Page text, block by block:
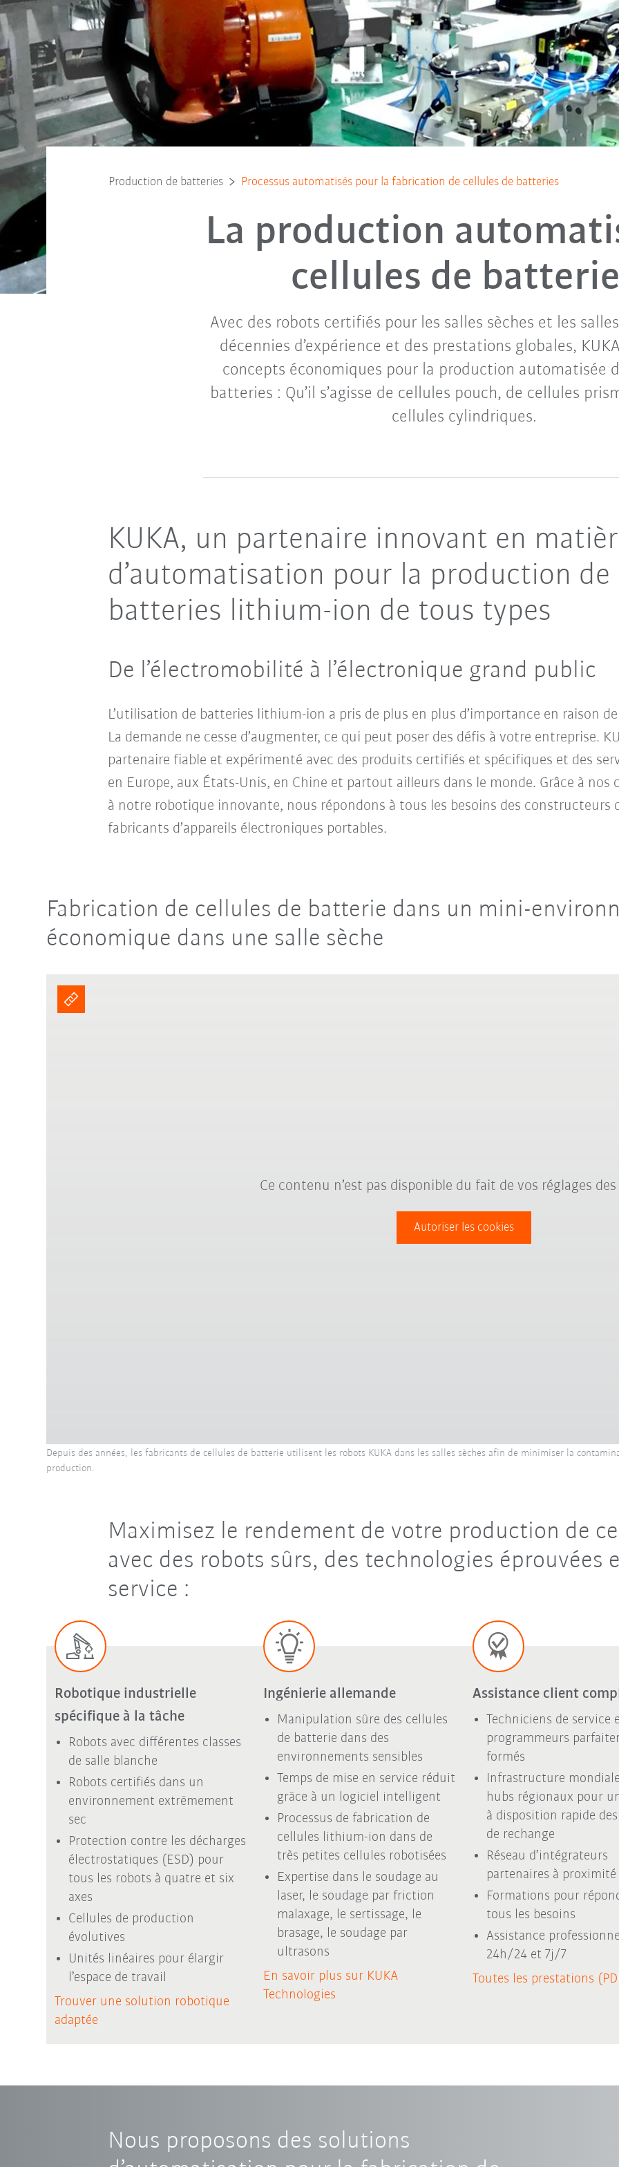
Production de batteries Processus automatisés pour la fabrication de cellules de batteries
La production
cellules de
Avec des robots certifiés pour les salles sèches et les
décennies d’expérience et des prestations globales,
concepts économiques pour la production automatisée
batteries : Qu’il s’agisse de cellules pouch, de cellules
cellules cylindriques.
KUKA, un partenaire innovant en
d’automatisation pour la production de
batteries lithium-ion de tous types
De l’électromobilité à l’électronique grand public
L’utilisation de batteries lithium-ion a pris de plus en plus d’importance en raison
La demande ne cesse d’augmenter, ce qui peut poser des défis à votre entreprise.
partenaire fiable et expérimenté avec des produits certifiés et spécifiques et des
en Europe, aux États-Unis, en Chine et partout ailleurs dans le monde. Grâce à
à notre robotique innovante, nous répondons à tous les besoins des constructeurs
fabricants d’appareils électroniques portables.
Fabrication de cellules de batterie dans un mini-
économique dans une salle sèche
Ce contenu n’est pas disponible du fait de vos réglages
Autoriser les cookies
Depuis des années, les fabricants de cellules de batterie utilisent les robots KUKA dans les salles sèches afin de minimiser la
production.
Maximisez le rendement de votre production de
avec des robots sûrs, des technologies éprouvées
service :
Robotique industrielle
spécifique à la tâche
Robots avec différentes classes
de salle blanche
Robots certifiés dans un
environnement extrêmement
sec
Protection contre les décharges
électrostatiques (ESD) pour
tous les robots à quatre et six
axes
Cellules de production
évolutives
Unités linéaires pour élargir
l’espace de travail
Trouver une solution robotique
adaptée
Ingénierie allemande
Manipulation sûre des cellules
de batterie dans des
environnements sensibles
Temps de mise en service réduit
grâce à un logiciel intelligent
Processus de fabrication de
cellules lithium-ion dans de
très petites cellules robotisées
Expertise dans le soudage au
laser, le soudage par friction
malaxage, le sertissage, le
brasage, le soudage par
ultrasons
En savoir plus sur KUKA
Technologies
Assistance client
Techniciens de service
programmeurs
formés
Infrastructure
hubs régionaux pour
à disposition rapide
de rechange
Réseau d’intégrateurs
partenaires à proximité
Formations pour
tous les besoins
Assistance
24h/24 et 7j/7
Toutes les prestations
Nous proposons des solutions